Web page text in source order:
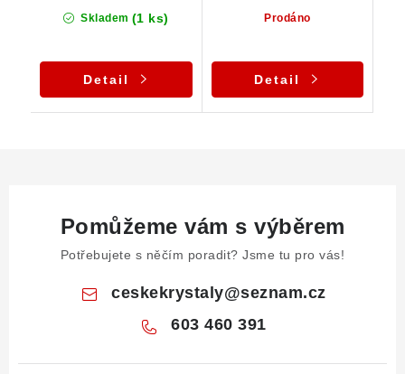
Skladem (1 ks)
Detail
Prodáno
Detail
Pomůžeme vám s výběrem
Potřebujete s něčím poradit? Jsme tu pro vás!
ceskekrystaly@seznam.cz
603 460 391